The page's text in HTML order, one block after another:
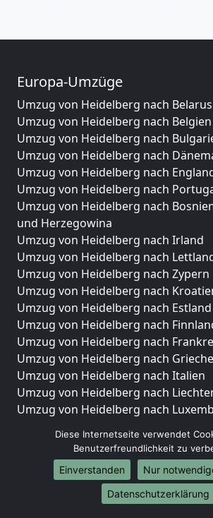
Europa-Umzüge
Umzug von Heidelberg nach Belarus
Umzug von Heidelberg nach Belgien
Umzug von Heidelberg nach
Umzug von Heidelberg nach
Umzug von Heidelberg nach
Umzug von Heidelberg nach
Umzug von Heidelberg nach
und Herzegowina
Umzug von Heidelberg nach Irland
Umzug von Heidelberg nach
Umzug von Heidelberg nach Zypern
Umzug von Heidelberg nach
Umzug von Heidelberg nach Estland
Umzug von Heidelberg nach
Umzug von Heidelberg nach
Umzug von Heidelberg nach
Umzug von Heidelberg nach Italien
Umzug von Heidelberg nach
Umzug von Heidelberg nach
Umzug von Heidelberg nach
Umzüge-Deutschlandweit
Umzug von Heidelberg nach Berlin
Diese Internetseite verwendet
Benutzerfreundlichkeit zu
Einverstanden
Nur
Datenschutzerklärung